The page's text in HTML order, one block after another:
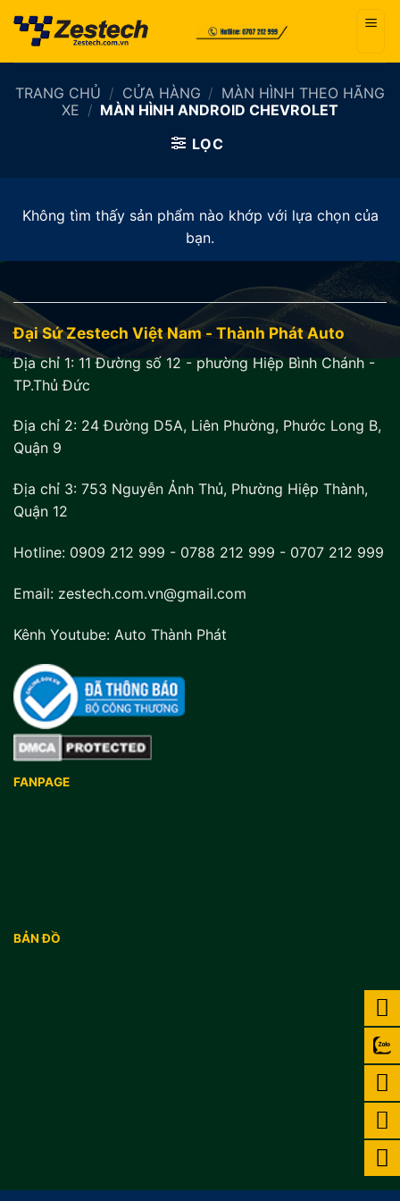
qua
TRANG CHỦ / CỬA HÀNG / MÀN HÌNH THEO HÃNG
XE / MÀN HÌNH ANDROID CHEVROLET
LỌC
Không tìm thấy sản phẩm nào khớp với lựa chọn của
bạn.
Đại Sứ Zestech Việt Nam - Thành Phát Auto
Địa chỉ 1: 11 Đường số 12 - phường Hiệp Bình Chánh -
TP.Thủ Đức
Địa chỉ 2: 24 Đường D5A, Liên Phường, Phước Long B,
Quận 9
Địa chỉ 3: 753 Nguyễn Ảnh Thủ, Phường Hiệp Thành,
Quận 12
Hotline: 0909 212 999 - 0788 212 999 - 0707 212 999
Email: zestech.com.vn@gmail.com
Kênh Youtube: Auto Thành Phát
FANPAGE
BẢN ĐỒ